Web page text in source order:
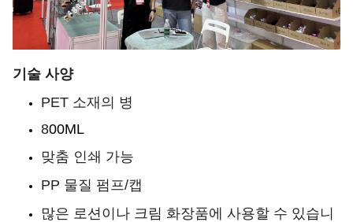
기술 사양
PET 소재의 병
800ML
맞춤 인쇄 가능
PP 물질 펌프/캡
많은 로션이나 크림 화장품에 사용할 수 있습니